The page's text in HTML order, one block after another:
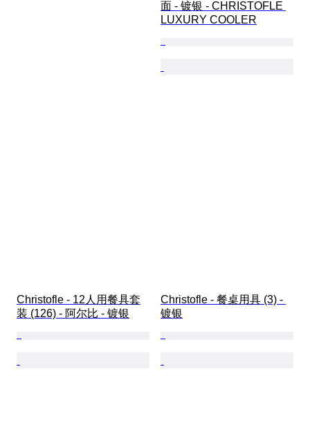
面 - 镀银 - CHRISTOFLE
LUXURY COOLER
Christofle - 12人用餐具套
装 (126) - 阿尔比 - 镀银
Christofle - 餐桌用具 (3) -
镀银